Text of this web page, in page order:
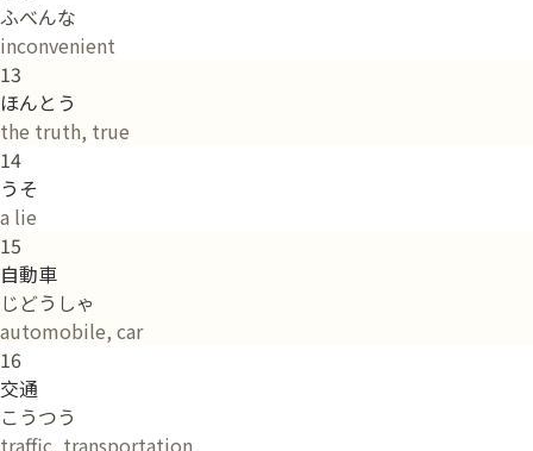
ふべんな
inconvenient
13
ほんとう
the truth, true
14
うそ
a lie
15
自動車
じどうしゃ
automobile, car
16
交通
こうつう
traffic, transportation